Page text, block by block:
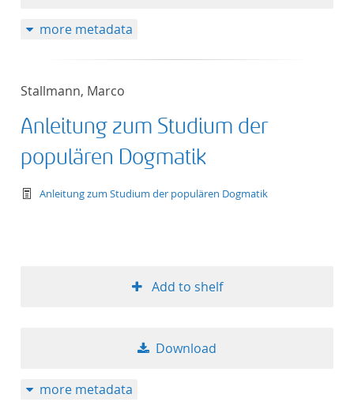
more metadata
Stallmann, Marco
Anleitung zum Studium der
populären Dogmatik
text/tg.work+xml
Anleitung zum Studium der populären Dogmatik
Add to shelf
Download
more metadata